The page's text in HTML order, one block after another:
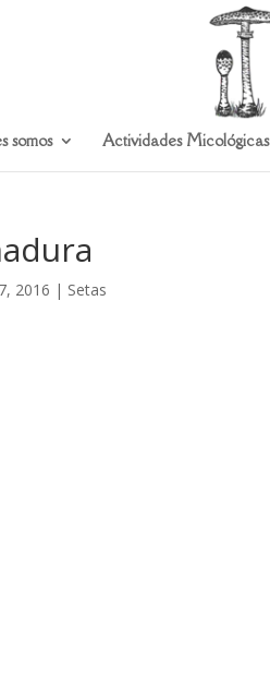
somos Actividades Micológicas
2016 | Setas